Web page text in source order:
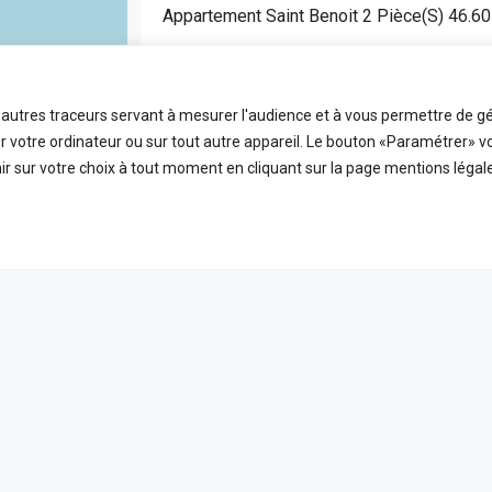
traceurs servant à mesurer l'audience et à vous permettre de
ordinateur ou sur tout autre appareil. Le bouton «Paramétrer»
sur votre choix à tout moment en cliquant sur la page mentions
Appartement Saint Benoit 2 Pièce(s)
2
Pièces
FDA7472
Référence
46.6
m2